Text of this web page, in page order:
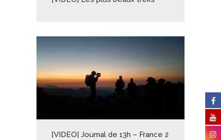
[VIDEO] Journal de 13h – France 2